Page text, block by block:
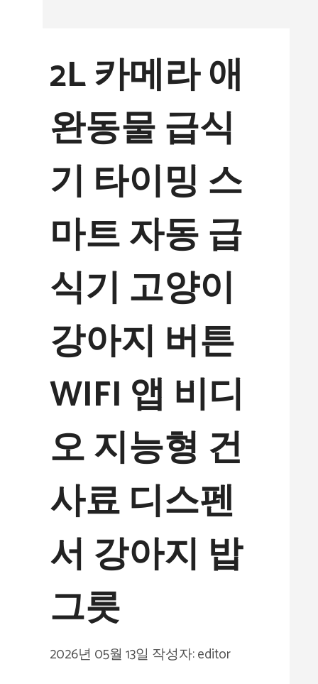
2L 카메라 애
완동물 급식
기 타이밍 스
마트 자동 급
식기 고양이
강아지 버튼
WIFI 앱 비디
오 지능형 건
사료 디스펜
서 강아지 밥
그릇
2026년 05월 13일 작성자:editor